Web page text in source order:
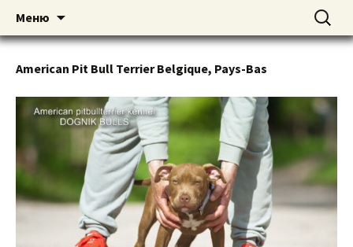
DOGNIK BULLS
American pitbull terrier kennel DOGNIK
BULLS Europe. ADBA registered. APBT
puppies for sale. Worldwide shipping
Меню
содержимому
Найти:
American Pit Bull Terrier Belgique, Pays-Bas